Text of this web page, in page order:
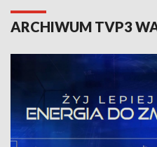
ARCHIWUM TVP3